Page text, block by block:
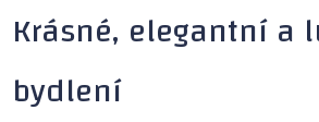
Krásné, elegantní a
bydlení